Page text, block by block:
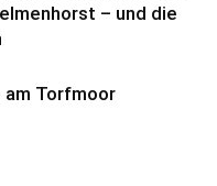
– und die
am Torfmoor